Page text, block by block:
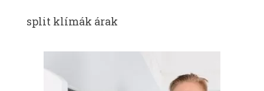
split klímák árak